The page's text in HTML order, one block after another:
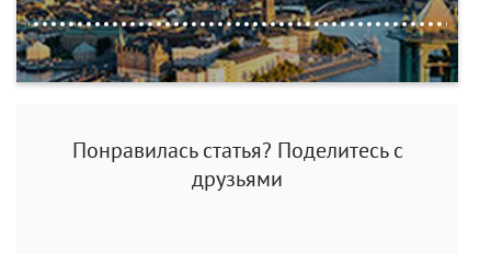
Понравилась статья? Поделитесь с
друзьями